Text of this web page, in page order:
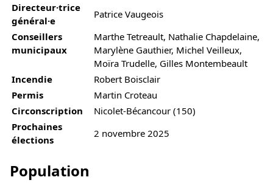
Directeur·trice
général·e
Patrice Vaugeois
Conseillers
municipaux
Marthe Tetreault, Nathalie Chapdelaine,
Marylène Gauthier, Michel Veilleux,
Moïra Trudelle, Gilles Montembeault
Incendie
Robert Boisclair
Permis
Martin Croteau
Circonscription
Nicolet-Bécancour (150)
Prochaines
élections
2 novembre 2025
Population